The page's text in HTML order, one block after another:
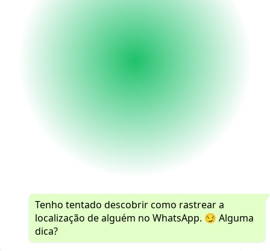
Tenho tentado descobrir como rastrear a
localização de alguém no WhatsApp. 😏 Alguma
dica?